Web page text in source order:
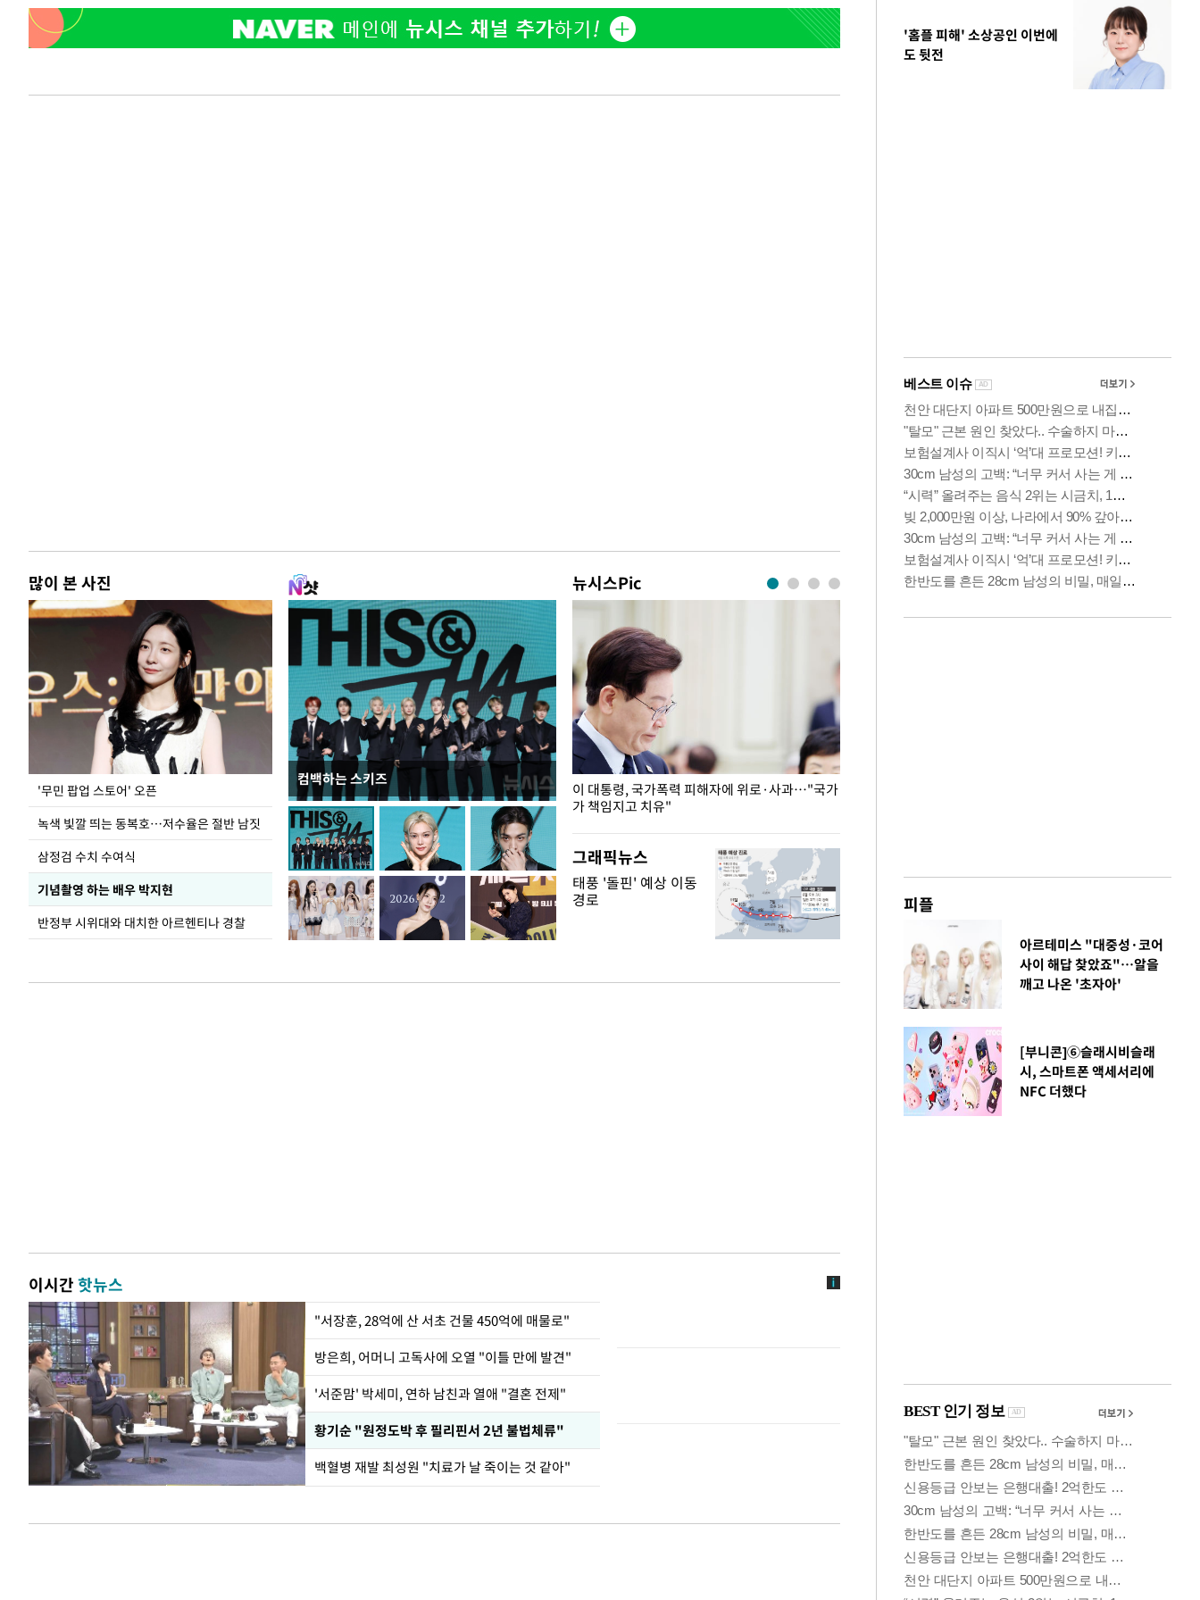
많이 본 사진
'무민 팝업 스토어' 오픈
녹색 빛깔 띄는 동복호…저수율은 절반 남짓
삼정검 수치 수여식
기념촬영 하는 배우 박지현
반정부 시위대와 대치한 아르헨티나 경찰
컴백하는 스키즈
뉴시스Pic
지석천 뒤덮은 개구리밥
이 대통령, 국가폭력 피해자에 위로·사과…"국가
가 책임지고 치유"
그래픽뉴스
태풍 '돌핀' 예상 이동
경로
이시간핫뉴스
"서장훈, 28억에 산 서초 건물 450억에 매물로"
방은희, 어머니 고독사에 오열 "이틀 만에 발견"
'서준맘' 박세미, 연하 남친과 열애 "결혼 전제"
황기순 "원정도박 후 필리핀서 2년 불법체류"
백혈병 재발 최성원 "치료가 날 죽이는 것 같아"
'홈플 피해' 소상공인 이번에
도 뒷전
피플
아르테미스 "대중성·코어
사이 해답 찾았죠"…알을
깨고 나온 '초자아'
[부니콘]⑥슬래시비슬래
시, 스마트폰 액세서리에
NFC 더했다